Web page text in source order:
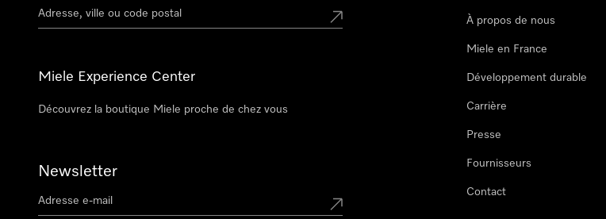
Miele Experience Center
Découvrez la boutique Miele proche de chez vous
Newsletter
À propos de nous
Miele en France
Développement durable
Carrière
Presse
Fournisseurs
Contact